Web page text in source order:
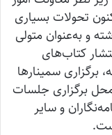
تحولات بسیاری
و به‌عنوان متولی
کتاب‌های
برگزاری سمینارها
برگزاری جلسات
و سایر